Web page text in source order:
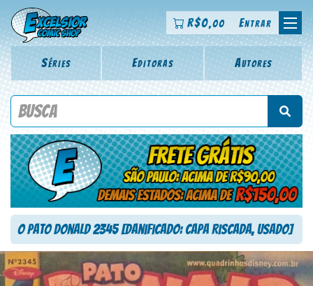
R$0,00 Entrar
Séries Editoras Autores
Procure por título da revista, personagem, série, escritor,
O Pato Donald 2345 [Danificado: Capa Riscada, Usado]